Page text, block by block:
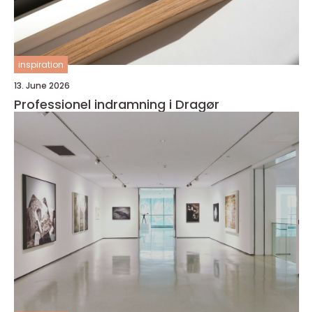
inspiration
13. June 2026
Professionel indramning i Dragør